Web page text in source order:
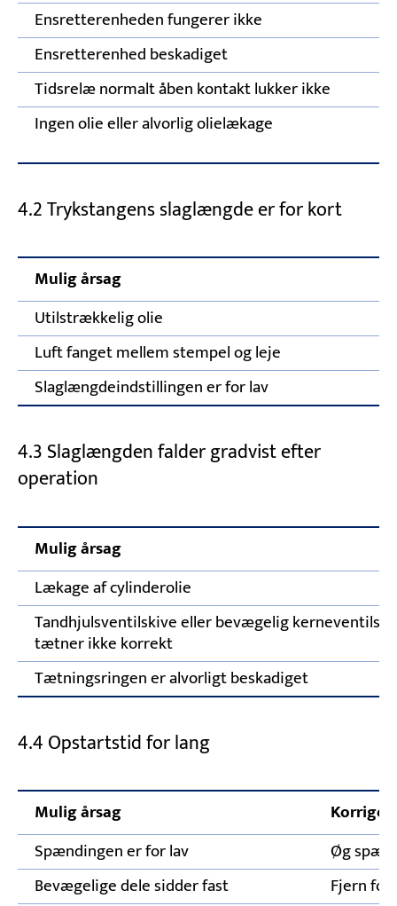
Ensretterenheden fungerer ikke
Ensretterenhed beskadiget
Tidsrelæ normalt åben kontakt lukker ikke
Ingen olie eller alvorlig olielækage
4.2 Trykstangens slaglængde er for kort
Mulig årsag
Utilstrækkelig olie
Luft fanget mellem stempel og leje
Slaglængdeindstillingen er for lav
4.3 Slaglængden falder gradvist efter
operation
Mulig årsag
Lækage af cylinderolie
Tandhjulsventilskive eller bevægelig
tætner ikke korrekt
Tætningsringen er alvorligt beskadiget
4.4 Opstartstid for lang
Mulig årsag
Spændingen er for lav
Øg
Bevægelige dele sidder fast
Fjern